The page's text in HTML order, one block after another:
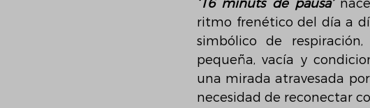
‘16 minuts de pausa’ nace
ritmo frenético del día a
simbólico de
pequeña, vacía y
una mirada atravesada
necesidad de reconectar